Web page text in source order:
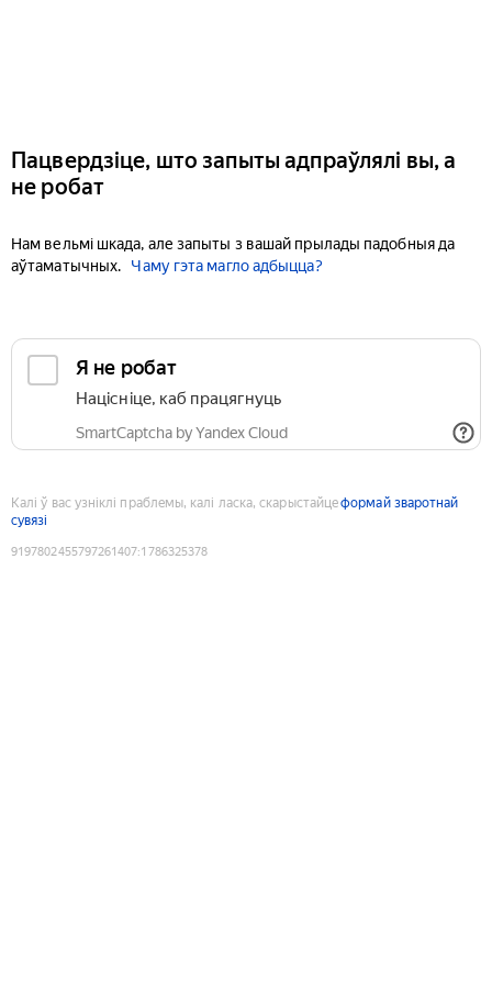
Пацвердзіце, што запыты адпраўлялі вы, а
не робат
Нам вельмі шкада, але запыты з вашай прылады падобныя да
аўтаматычных.
Чаму гэта магло адбыцца?
Я не робат
Націсніце, каб працягнуць
SmartCaptcha by Yandex Cloud
Калі ў вас узніклі праблемы, калі ласка, скарыстайцеформай зваротнай
сувязі
9197802455797261407:1786325378